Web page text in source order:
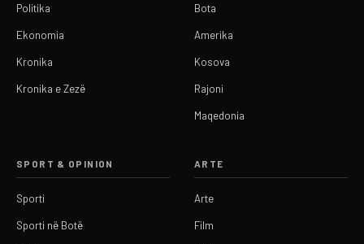
Politika
Ekonomia
Kronika
Kronika e Zezë
Bota
Amerika
Kosova
Rajoni
Maqedonia
SPORT & OPINION
Sporti
Sporti në Botë
ARTE
Arte
Film